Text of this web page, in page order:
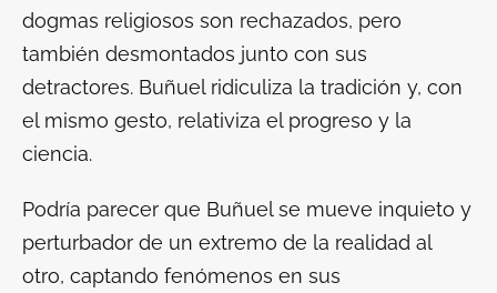
dogmas religiosos son rechazados, pero
también desmontados junto con sus
detractores. Buñuel ridiculiza la tradición y, con
el mismo gesto, relativiza el progreso y la
ciencia.
Podría parecer que Buñuel se mueve inquieto y
perturbador de un extremo de la realidad al
otro, captando fenómenos en sus